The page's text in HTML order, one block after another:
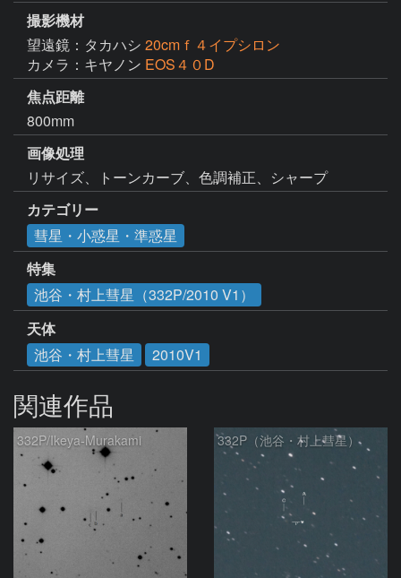
撮影機材
望遠鏡：タカハシ 20cmｆ４イプシロン
カメラ：キヤノン EOS４０D
焦点距離
800mm
画像処理
リサイズ、トーンカーブ、色調補正、シャープ
カテゴリー
彗星・小惑星・準惑星
特集
池谷・村上彗星（332P/2010 V1）
天体
池谷・村上彗星
2010V1
関連作品
332P/Ikeya-Murakami 332P（池谷・村上彗星）